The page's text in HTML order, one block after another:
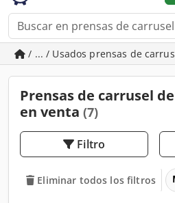
/ ... / Usados prensas de
Prensas de carrusel
en venta (7)
Filtro
Eliminar todos los filtros